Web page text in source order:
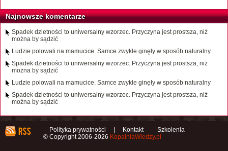
Najnowsze komentarze
Spadek dzietności to uniwersalny wzorzec. Przyczyna jest prostsza, niż
można by sądzić
Ludzie polowali na mamucice. Samce zwykle ginęły w sposób naturalny
Spadek dzietności to uniwersalny wzorzec. Przyczyna jest prostsza, niż
można by sądzić
Ludzie polowali na mamucice. Samce zwykle ginęły w sposób naturalny
Spadek dzietności to uniwersalny wzorzec. Przyczyna jest prostsza, niż
można by sądzić
Polityka prywatności Kontakt
Szkolenia
© Copyright 2006-2026 KopalniaWiedzy.pl